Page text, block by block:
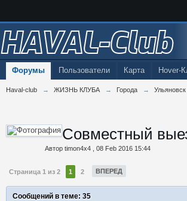
HAVAL-Club
Карта Hover-
Форумы Пользователи
Haval-club → ЖИЗНЬ КЛУБА → Города →
Совместный
Автор timon4x4 08 Feb 2016 15:44
Страница 1 из 2 1 2 ВПЕРЕД
Сообщений в теме: 35